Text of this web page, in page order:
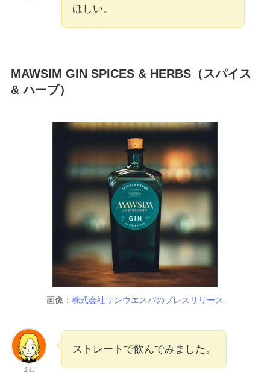
ほしい。
MAWSIM GIN SPICES & HERBS（スパイス
& ハーブ）
画像： 株式会社サンウエスパのプレスリリース
まむ
ストレートで飲んでみました。